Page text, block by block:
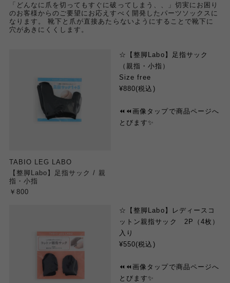
「どんなに爪を切ってもすぐに破ってしまう、、」切実にお困り
のお客様からのご要望にお応えすべく開発したパーツソックスに
なります。 靴下と爪が直接あたらないようにすることで靴下に
穴があきにくくします。
TABIO LEG LABO
【整脚Labo】足指サック / 親
指・小指
￥800
☆【整脚Labo】足指サック
（親指・小指）
Size free
¥880(税込)
⏪️⏪️画像タップで商品ページへ
とびます✨
☆【整脚Labo】レディースコ
ットン親指サック 2P（4枚）
入り
¥550(税込)
⏪️⏪️画像タップで商品ページへ
とびます✨